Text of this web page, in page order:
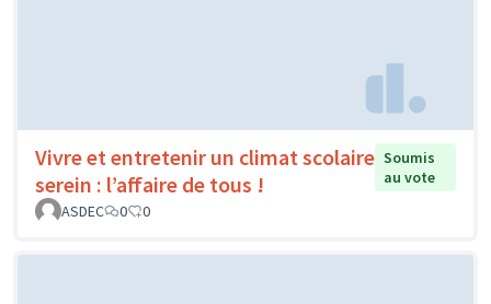
Vivre et entretenir un climat scolaire
serein : l’affaire de tous !
Soumis
au vote
ASDEC
0 0